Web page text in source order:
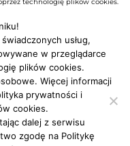
usług,
w przeglądarce
plików cookies.
Więcej informacji
prywatności i
cookies.
dalej z serwisu
zgodę na Politykę